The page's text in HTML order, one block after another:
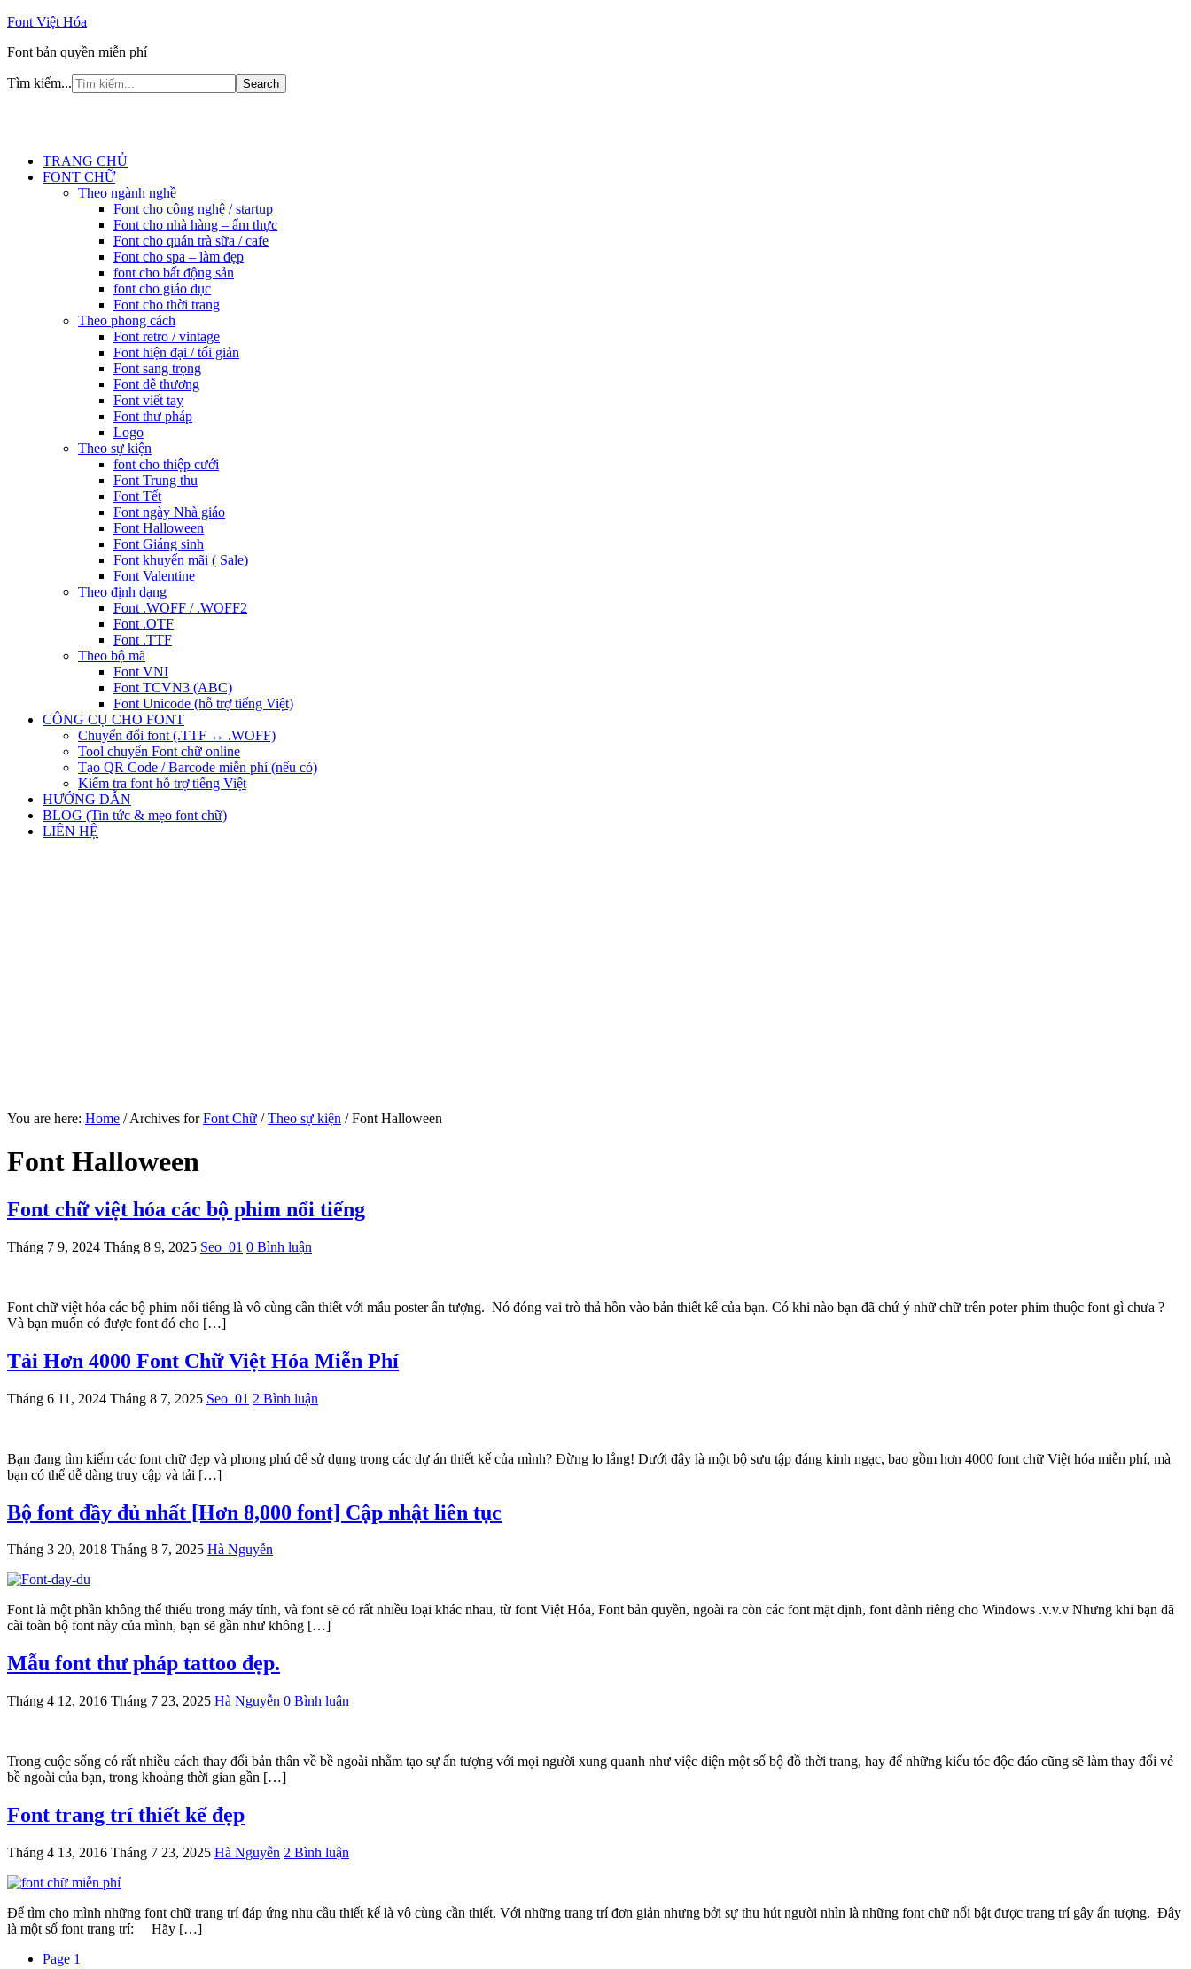
Font Việt Hóa
Font bản quyền miễn phí
Tìm kiếm...
TRANG CHỦ
FONT CHỮ
Theo ngành nghề
Font cho công nghệ / startup
Font cho nhà hàng – ẩm thực
Font cho quán trà sữa / cafe
Font cho spa – làm đẹp
font cho bất động sản
font cho giáo dục
Font cho thời trang
Theo phong cách
Font retro / vintage
Font hiện đại / tối giản
Font sang trọng
Font dễ thương
Font viết tay
Font thư pháp
Logo
Theo sự kiện
font cho thiệp cưới
Font Trung thu
Font Tết
Font ngày Nhà giáo
Font Halloween
Font Giáng sinh
Font khuyến mãi ( Sale)
Font Valentine
Theo định dạng
Font .WOFF / .WOFF2
Font .OTF
Font .TTF
Theo bộ mã
Font VNI
Font TCVN3 (ABC)
Font Unicode (hỗ trợ tiếng Việt)
CÔNG CỤ CHO FONT
Chuyển đổi font (.TTF ↔ .WOFF)
Tool chuyển Font chữ online
Tạo QR Code / Barcode miễn phí (nếu có)
Kiểm tra font hỗ trợ tiếng Việt
HƯỚNG DẪN
BLOG (Tin tức & mẹo font chữ)
LIÊN HỆ
You are here: Home /Archives forFont Chữ / Theo sự kiện /Font Halloween
Font Halloween
Font chữ việt hóa các bộ phim nổi tiếng
Tháng 7 9, 2024 Tháng 8 9, 2025 Seo_01 0 Bình luận
Font chữ việt hóa các bộ phim nổi tiếng là vô cùng cần thiết với mẫu poster ấn tượng. Nó đóng vai trò thả hồn vào bản thiết kế của bạn. Có khi nào bạn đã chứ ý nhữ chữ trên poter phim thuộc font gì chưa ?
Và bạn muốn có được font đó cho […]
Tải Hơn 4000 Font Chữ Việt Hóa Miễn Phí
Tháng 6 11, 2024 Tháng 8 7, 2025 Seo_01 2 Bình luận
Bạn đang tìm kiếm các font chữ đẹp và phong phú để sử dụng trong các dự án thiết kế của mình? Đừng lo lắng! Dưới đây là một bộ sưu tập đáng kinh ngạc, bao gồm hơn 4000 font chữ Việt hóa miễn phí, mà
bạn có thể dễ dàng truy cập và tải […]
Bộ font đầy đủ nhất [Hơn 8,000 font] Cập nhật liên tục
Tháng 3 20, 2018 Tháng 8 7, 2025 Hà Nguyễn
Font là một phần không thể thiếu trong máy tính, và font sẽ có rất nhiều loại khác nhau, từ font Việt Hóa, Font bản quyền, ngoài ra còn các font mặt định, font dành riêng cho Windows .v.v.v Nhưng khi bạn đã
cài toàn bộ font này của mình, bạn sẽ gần như không […]
Mẫu font thư pháp tattoo đẹp.
Tháng 4 12, 2016 Tháng 7 23, 2025 Hà Nguyễn 0 Bình luận
Trong cuộc sống có rất nhiều cách thay đổi bản thân về bề ngoài nhằm tạo sự ấn tượng với mọi người xung quanh như việc diện một số bộ đồ thời trang, hay để những kiểu tóc độc đáo cũng sẽ làm thay đổi vẻ
bề ngoài của bạn, trong khoảng thời gian gần […]
Font trang trí thiết kế đẹp
Tháng 4 13, 2016 Tháng 7 23, 2025 Hà Nguyễn 2 Bình luận
Để tìm cho mình những font chữ trang trí đáp ứng nhu cầu thiết kế là vô cùng cần thiết. Với những trang trí đơn giản nhưng bởi sự thu hút người nhìn là những font chữ nổi bật được trang trí gây ấn tượng. Đây
là một số font trang trí: Hãy […]
Page 1